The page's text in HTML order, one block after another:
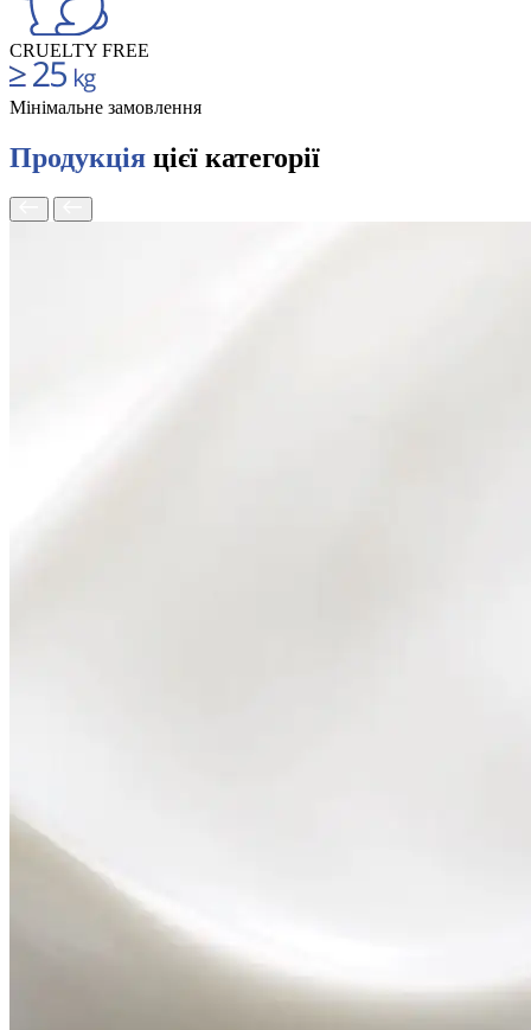
CRUELTY FREE
Мінімальне замовлення
Продукція цієї категорії